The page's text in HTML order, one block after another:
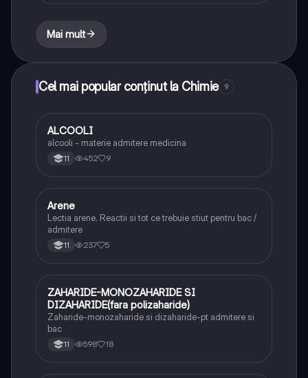
Mai mult
Cel mai popular conținut la Chimie 9
Chimie
ALCOOLI
alcooli - materie admitere medicina
11 452 9
Chimie
Arene
Lectia arene. Reactii si tot ce trebuie stiut pentru bac /
admitere
11 237 5
Chimie
ZAHARIDE-MONOZAHARIDE SI
DIZAHARIDE(fara polizaharide)
Zaharide-monozaharide si dizaharide-pt admitere si
bac
11 598 18